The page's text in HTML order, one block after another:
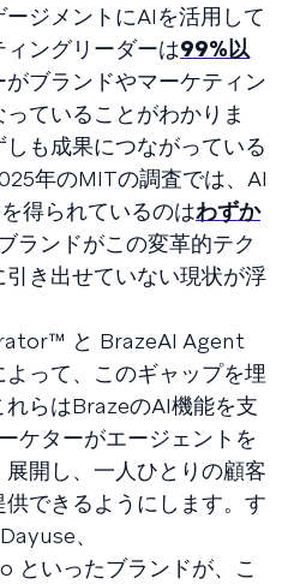
ジメントにAIを活用して
ングリーダーは99%以
ブランドやマーケティン
ていることがわかりま
も成果につながっている
年のMITの調査では、AI
得られているのはわずか
ランドがこの変革的テク
き出せていない現状が浮
と BrazeAI Agent
って、このギャップを埋
らはBrazeのAI機能を支
ケターがエージェントを
開し、一人ひとりの顧客
できるようにします。す
、
いったブランドが、こ